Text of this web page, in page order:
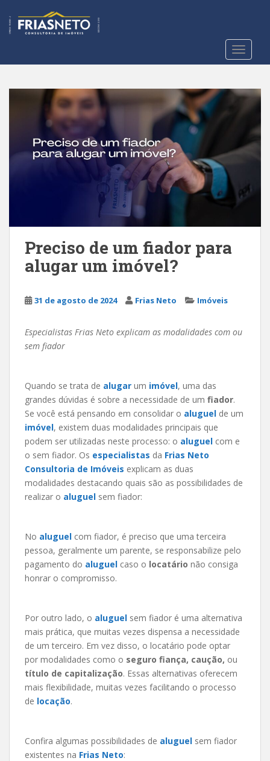
t
Preciso de um fiador para
alugar um imóvel?
31 de agosto de 2024 Frias Neto Imóveis
Especialistas Frias Neto explicam as modalidades com ou
sem fiador
Quando se trata de alugar um imóvel, uma das
grandes dúvidas é sobre a necessidade de um fiador.
Se você está pensando em consolidar o aluguel de um
imóvel, existem duas modalidades principais que
podem ser utilizadas neste processo: o aluguel com e
o sem fiador. Os especialistas da Frias Neto
Consultoria de Imóveis explicam as duas
modalidades destacando quais são as possibilidades de
realizar o aluguel sem fiador:
No aluguel com fiador, é preciso que uma terceira
pessoa, geralmente um parente, se responsabilize pelo
pagamento do aluguel caso o locatário não consiga
honrar o compromisso.
Por outro lado, o aluguel sem fiador é uma alternativa
mais prática, que muitas vezes dispensa a necessidade
de um terceiro. Em vez disso, o locatário pode optar
por modalidades como o seguro fiança, caução, ou
título de capitalização. Essas alternativas oferecem
mais flexibilidade, muitas vezes facilitando o processo
de locação.
Confira algumas possibilidades de aluguel sem fiador
existentes na Frias Neto: